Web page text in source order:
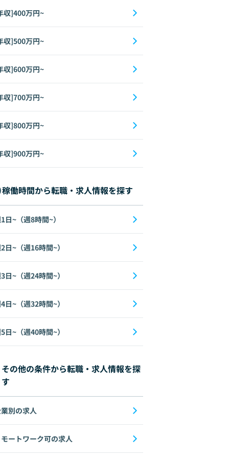
収]400万円~
収]500万円~
収]600万円~
収]700万円~
収]800万円~
収]900万円~
稼働時間から転職・求人情報を探す
日~（週8時間~）
日~（週16時間~）
日~（週24時間~）
日~（週32時間~）
日~（週40時間~）
その他の条件から転職・求人情報を探
す
別の求人
モートワーク可の求人